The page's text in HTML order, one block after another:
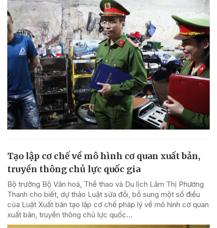
Tạo lập cơ chế về mô hình cơ quan xuất bản,
truyền thông chủ lực quốc gia
Bộ trưởng Bộ Văn hoá, Thể thao và Du lịch Lâm Thị Phương
Thanh cho biết, dự thảo Luật sửa đổi, bổ sung một số điều
của Luật Xuất bản tạo lập cơ chế pháp lý về mô hình cơ quan
xuất bản, truyền thông chủ lực quốc...